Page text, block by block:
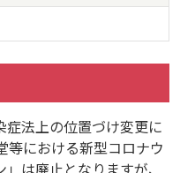
法上の位置づけ変更に
等における新型コロナウ
は廃止となりますが、